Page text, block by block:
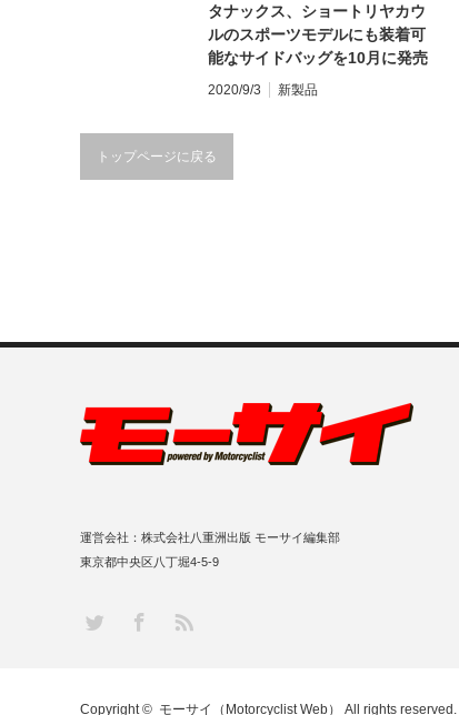
タナックス、ショートリヤカウ
ルのスポーツモデルにも装着可
能なサイドバッグを10月に発売
2020/9/3 新製品
トップページに戻る
運営会社：株式会社八重洲出版 モーサイ編集部
東京都中央区八丁堀4-5-9
Twitter Facebook
RSS
Copyright © モーサイ（Motorcyclist Web） All rights reserved.